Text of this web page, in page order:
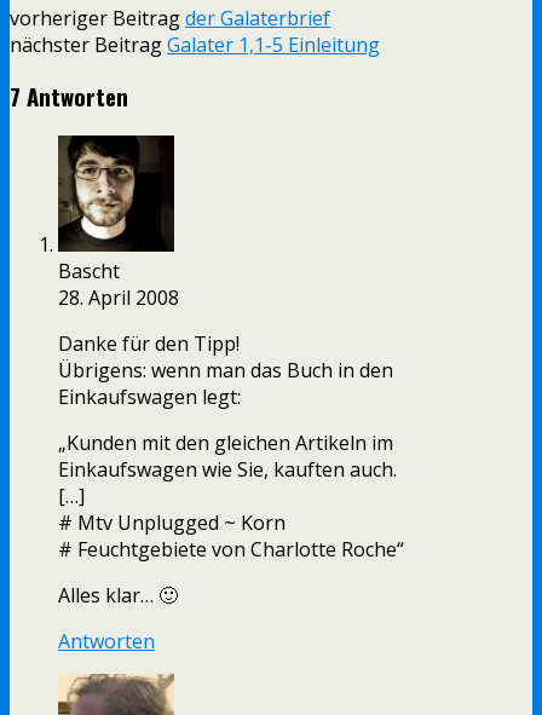
vorheriger Beitragder Galaterbrief
nächster BeitragGalater 1,1-5 Einleitung
7 Antworten
Bascht
28. April 2008
Danke für den Tipp!
Übrigens: wenn man das Buch in den
Einkaufswagen legt:
„Kunden mit den gleichen Artikeln im
Einkaufswagen wie Sie, kauften auch.
[…]
# Mtv Unplugged ~ Korn
# Feuchtgebiete von Charlotte Roche“
Alles klar… 🙂
Antworten